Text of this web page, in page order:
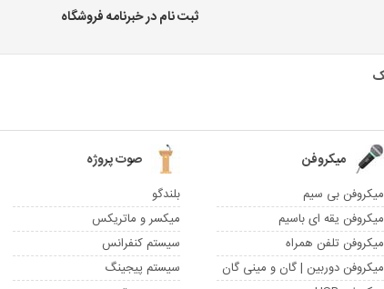
ثبت نام در خبرنامه فروشگاه
میکروفن
میکروفن بی سیم
میکروفن یقه ای باسیم
میکروفن تلفن همراه
میکروفن دوربین | گان و مینی گان
صوت پروژه
بلندگو
میکسر و ماتریکس
سیستم کنفرانس
سیستم پیجینگ